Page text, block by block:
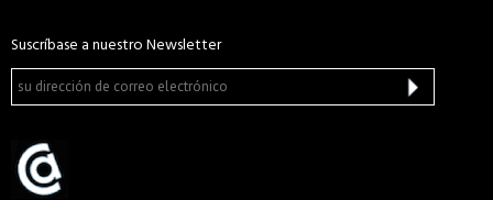
Suscríbase a nuestro Newsletter